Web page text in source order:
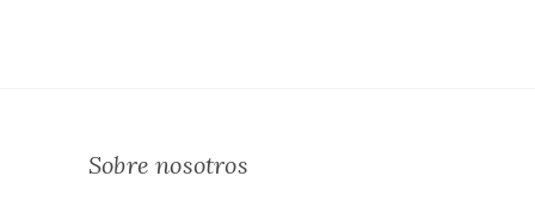
Sobre nosotros